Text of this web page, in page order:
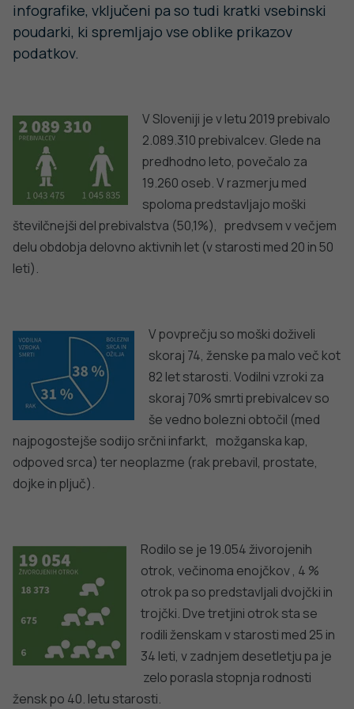
organizacij, ki zbirajo in se ukvarjajo s podatki, vezanimi
na zdravje prebivalstva (Statistični Urad Republike
Slovenje, Onkološki inštitut Ljubljana, Agencija RS za
za zdravje, MNZ – Policija, Zavod Republike Slovenije za
transfuzijsko medicino, Zavod RS za zaposlovanje in
ostali) ter mednarodnimi primerjavami, ki umeščajo
Slovenijo v evropski prostor.
Celotne vsebine so dostopne na spletnih straneh
NIJZ,Publikacije – Zdravstveni statistični letopis.
DODATNO BRANJE
Sorodni članki
VSE IZ TEMATIKE